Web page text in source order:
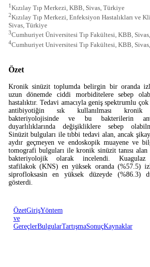
1Kızılay Tıp Merkezi, KBB, Sivas, Türkiye
2Kızılay Tıp Merkezi, Enfeksiyon Hastalıkları ve
Sivas, Türkiye
3Cumhuriyet Üniversitesi Tıp Fakültesi, KBB,
4Cumhuriyet Universitesi Tıp Fakültesi, KBB,
Özet
Kronik sinüzit toplumda belirgin bir oranda
uzun dönemde ciddi morbiditelere sebep
hastalıktır. Tedavi amacıyla geniş spektrumlu çok
antibiyotiğin sık kullanılması kronik
bakteriyolojisinde ve bu bakterilerin
duyarlılıklarında değişikliklere sebep
Sinüzit bulguları ile tıbbi tedavi alan, ancak
aydır geçmeyen ve endoskopik muayene ve
tomografi bulguları ile kronik sinüzit tanısı alan
bakteriyolojik olarak incelendi. Kuagulaz
stafilakok (KNS) en yüksek oranda (%57.5)
siprofloksasin en yüksek düzeyde (%86.3)
gösterdi.
ÖzetGirişYöntem
ve
GereçlerBulgularTartışmaSonuçKaynaklar